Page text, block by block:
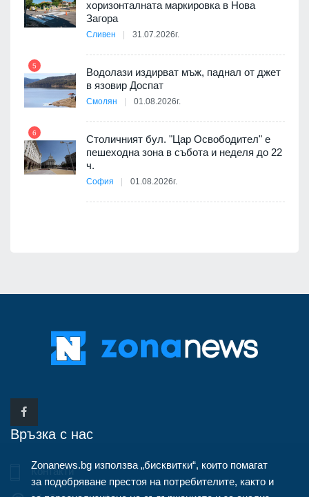
хоризонталната маркировка в Нова
Загора
Сливен 31.07.2026г.
5
Водолази издирват мъж, паднал от джет
в язовир Доспат
Смолян 01.08.2026г.
6
Столичният бул. "Цар Освободител" е
пешеходна зона в събота и неделя до 22
ч.
София 01.08.2026г.
Връзка с нас
Контакти
Zonanews.bg използва „бисквитки“, които помагат
за подобряване престоя на потребителите, както и